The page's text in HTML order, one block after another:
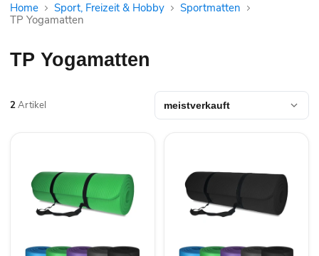
Home Sport, Freizeit & Hobby
Sportmatten
TP Yogamatten
TP Yogamatten
2Artikel